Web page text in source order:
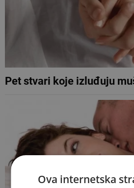
Pet stvari koje izluđuju
Ova internetska